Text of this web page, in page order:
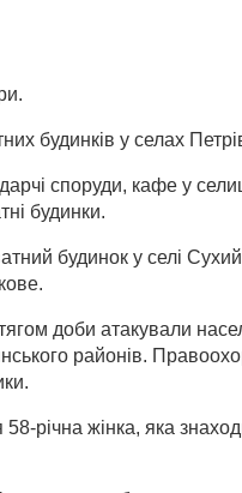
будинків у селах
споруди, кафе у
будинки.
будинок у селі
доби атакували
районів.
річна жінка, яка